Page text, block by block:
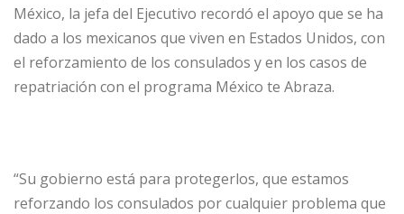
México, la jefa del Ejecutivo recordó el apoyo que se ha
dado a los mexicanos que viven en Estados Unidos, con
el reforzamiento de los consulados y en los casos de
repatriación con el programa México te Abraza.
“Su gobierno está para protegerlos, que estamos
reforzando los consulados por cualquier problema que